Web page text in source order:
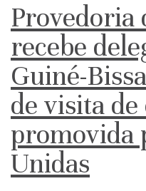
Provedoria
recebe
Guiné-
de visita de
promovida
Unidas